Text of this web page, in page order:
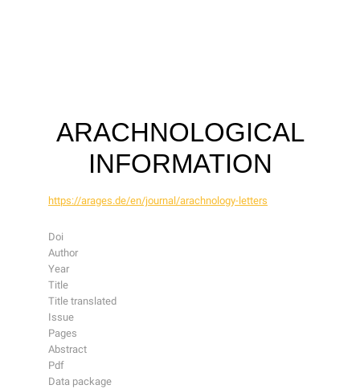
ARACHNOLOGICAL
INFORMATION
https://arages.de/en/journal/arachnology-letters
Doi
Author
Year
Title
Title translated
Issue
Pages
Abstract
Pdf
Data package